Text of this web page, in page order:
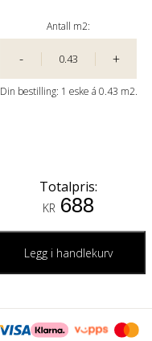
Antall m2:
- +
Din bestilling: 1 eske á 0.43 m2.
Totalpris:
KR 688
Legg i handlekurv